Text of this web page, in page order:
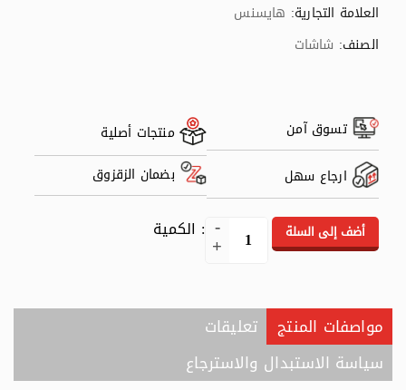
العلامة التجارية: هايسنس
الصنف: شاشات
تسوق آمن
منتجات أصلية
ارجاع سهل
بضمان الزقزوق
: الكمية أضف إلى السلة
مواصفات المنتج
تعليقات
سياسة الاستبدال والاسترجاع